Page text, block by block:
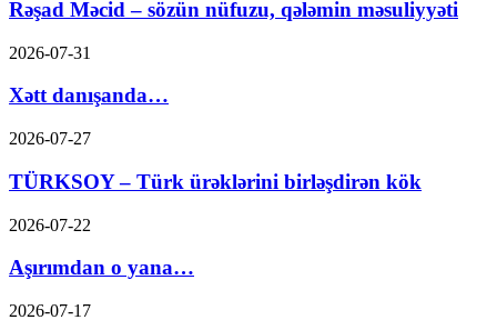
Rəşad Məcid – sözün nüfuzu, qələmin məsuliyyəti
2026-07-31
Xətt danışanda…
2026-07-27
TÜRKSOY – Türk ürəklərini birləşdirən kök
2026-07-22
Aşırımdan o yana…
2026-07-17